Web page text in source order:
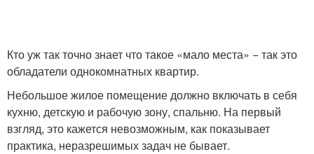
Кто уж так точно знает что такое «мало места» − так это
обладатели однокомнатных квартир.
Небольшое жилое помещение должно включать в себя
кухню, детскую и рабочую зону, спальню. На первый
взгляд, это кажется невозможным, как показывает
практика, неразрешимых задач не бывает.